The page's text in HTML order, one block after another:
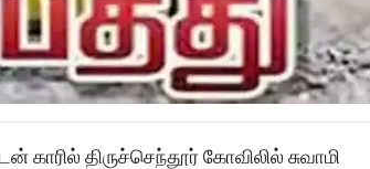
திருச்செந்தூர் கோவிலில் சுவாமி